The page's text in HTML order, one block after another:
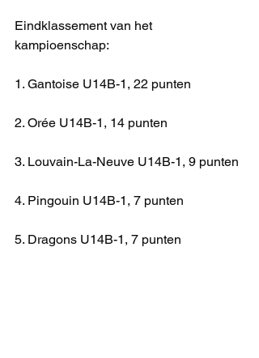
Eindklassement van het
kampioenschap:
1. Gantoise U14B-1, 22 punten
2. Orée U14B-1, 14 punten
3. Louvain-La-Neuve U14B-1, 9 punten
4. Pingouin U14B-1, 7 punten
5. Dragons U14B-1, 7 punten